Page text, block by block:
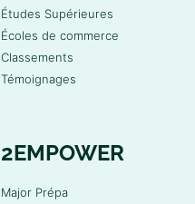
Études Supérieures
Écoles de commerce
Classements
Témoignages
2EMPOWER
Major Prépa